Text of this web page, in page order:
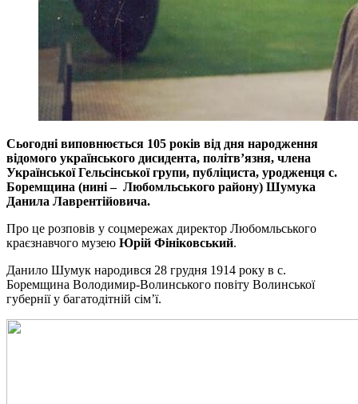
Сьогодні виповнюється 105 років від дня народження
відомого українського дисидента, політв’язня, члена
Української Гельсінської групи, публіциста, уродженця с.
Боремщина (нині – Любомльського району) Шумука
Данила Лаврентійовича.
Про це розповів у соцмережах директор Любомльського
краєзнавчого музею Юрій Фініковський.
Данило Шумук народився 28 грудня 1914 року в с.
Боремщина Володимир-Волинського повіту Волинської
губернії у багатодітній сім’ї.